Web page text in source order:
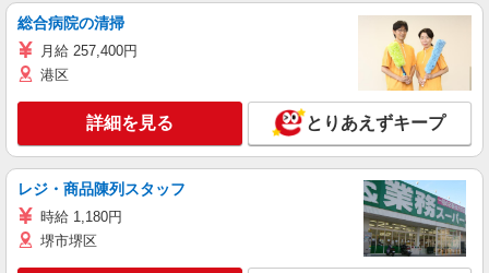
総合病院の清掃
月給 257,400円
港区
詳細を見る とりあえずキープ
レジ・商品陳列スタッフ
時給 1,180円
堺市堺区